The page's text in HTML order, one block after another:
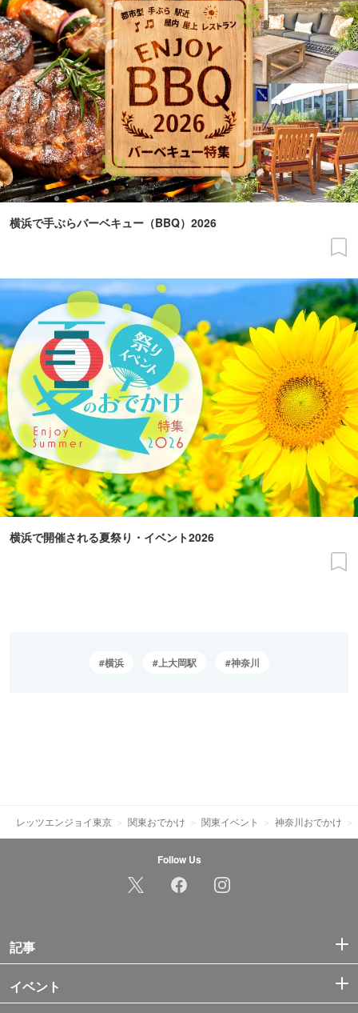
横浜で手ぶらバーベキュー（BBQ）2026
横浜で開催される夏祭り・イベント2026
横浜 上大岡駅 神奈川
レッツエンジョイ東京 関東おでかけ 関東イベント 神奈川おでかけ
Follow Us
記事
イベント